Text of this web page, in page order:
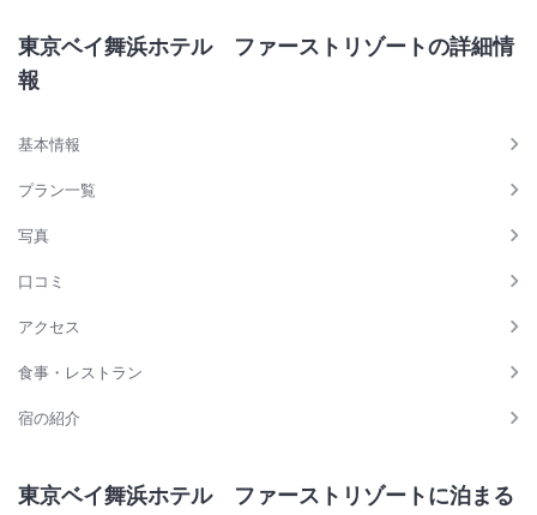
東京ベイ舞浜ホテル ファーストリゾートの詳細情
報
基本情報
プラン一覧
写真
口コミ
アクセス
食事・レストラン
宿の紹介
東京ベイ舞浜ホテル ファーストリゾートに泊まる